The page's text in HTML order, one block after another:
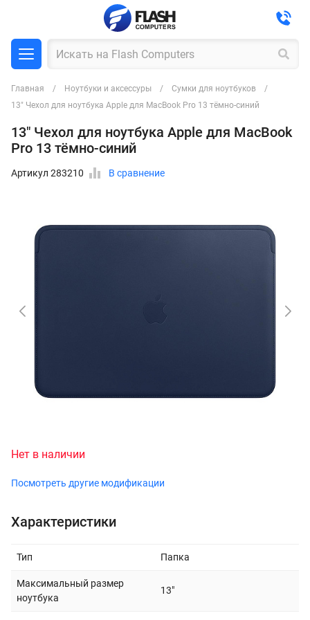
Главная Ноутбуки и аксессуры
Сумки для ноутбуков
13" Чехол для ноутбука Apple для MacBook Pro 13 тёмно-синий
13" Чехол для ноутбука Apple для MacBook
Pro 13 тёмно-синий
Артикул 283210 В сравнение
Нет в наличии
Посмотреть другие модификации
Характеристики
Тип Папка
Максимальный размер
ноутбука
13"